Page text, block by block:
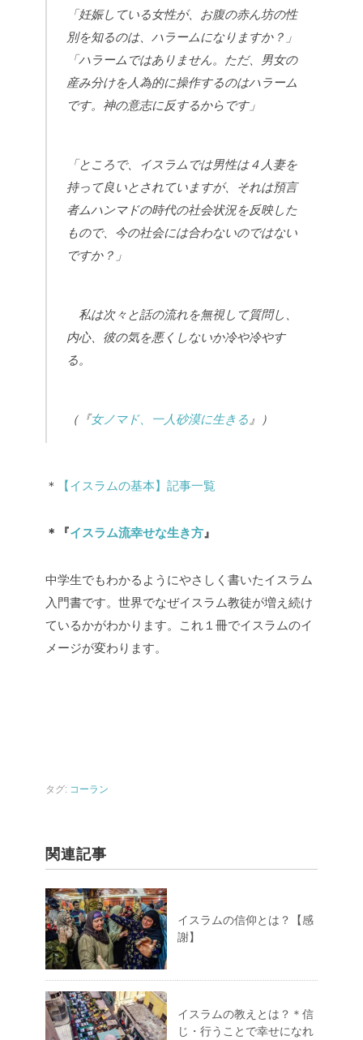
「妊娠している女性が、お腹の赤ん坊の性
別を知るのは、ハラームになりますか？」
「ハラームではありません。ただ、男女の
産み分けを人為的に操作するのはハラーム
です。神の意志に反するからです」
「ところで、イスラムでは男性は４人妻を
持って良いとされていますが、それは預言
者ムハンマドの時代の社会状況を反映した
もので、今の社会には合わないのではない
ですか？」
私は次々と話の流れを無視して質問し、
内心、彼の気を悪くしないか冷や冷やす
る。
（『女ノマド、一人砂漠に生きる 』）
＊ 【イスラムの基本】記事一覧
＊『イスラム流幸せな生き方 』
中学生でもわかるようにやさしく書いたイスラム
入門書です。世界でなぜイスラム教徒が増え続け
ているかがわかります。これ１冊でイスラムのイ
メージが変わります。
タグ: コーラン
関連記事
イスラムの信仰とは？【感
謝】
イスラムの教えとは？＊信
じ・行うことで幸せになれ